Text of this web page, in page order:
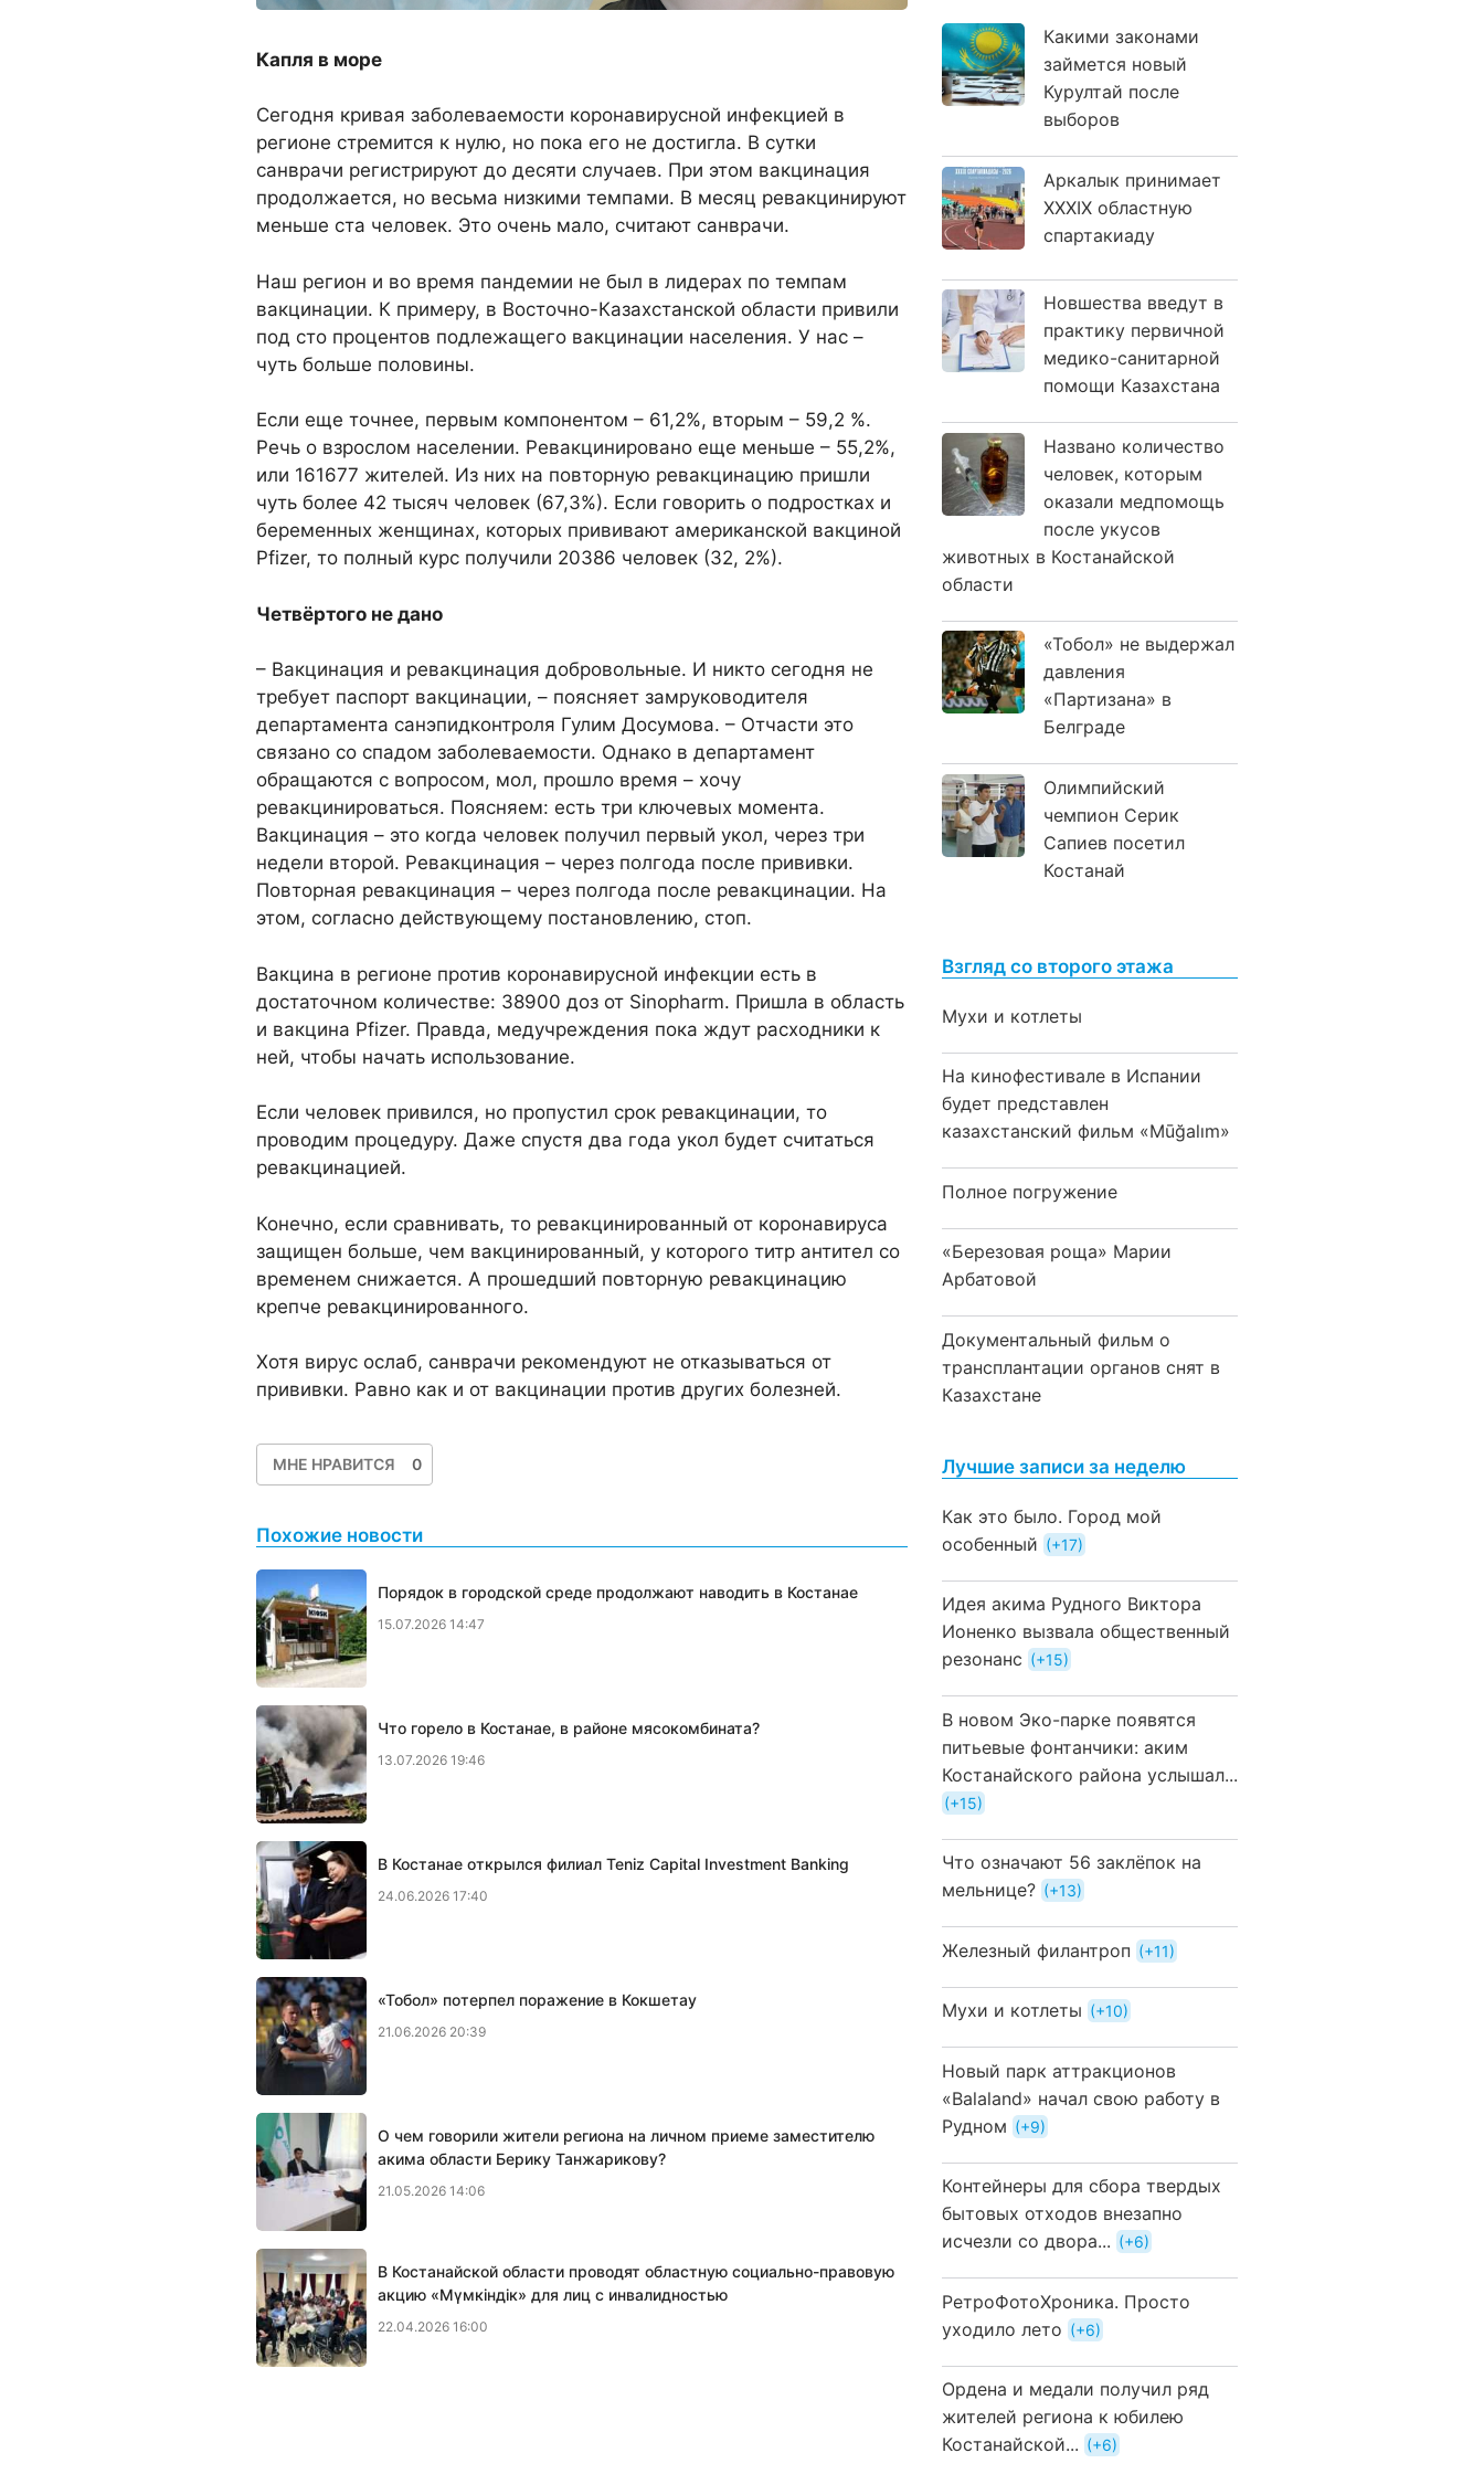
Капля в море
Сегодня кривая заболеваемости коронавирусной инфекцией в
регионе стремится к нулю, но пока его не достигла. В сутки
санврачи регистрируют до десяти случаев. При этом вакцинация
продолжается, но весьма низкими темпами. В месяц ревакцинируют
меньше ста человек. Это очень мало, считают санврачи.
Наш регион и во время пандемии не был в лидерах по темпам
вакцинации. К примеру, в Восточно-Казахстанской области привили
под сто процентов подлежащего вакцинации населения. У нас –
чуть больше половины.
Если еще точнее, первым компонентом – 61,2%, вторым – 59,2 %.
Речь о взрослом населении. Ревакцинировано еще меньше – 55,2%,
или 161677 жителей. Из них на повторную ревакцинацию пришли
чуть более 42 тысяч человек (67,3%). Если говорить о подростках и
беременных женщинах, которых прививают американской вакциной
Pfizer, то полный курс получили 20386 человек (32, 2%).
Четвёртого не дано
– Вакцинация и ревакцинация добровольные. И никто сегодня не
требует паспорт вакцинации, – поясняет замруководителя
департамента санэпидконтроля Гулим Досумова. – Отчасти это
связано со спадом заболеваемости. Однако в департамент
обращаются с вопросом, мол, прошло время – хочу
ревакцинироваться. Поясняем: есть три ключевых момента.
Вакцинация – это когда человек получил первый укол, через три
недели второй. Ревакцинация – через полгода после прививки.
Повторная ревакцинация – через полгода после ревакцинации. На
этом, согласно действующему постановлению, стоп.
Вакцина в регионе против коронавирусной инфекции есть в
достаточном количестве: 38900 доз от Sinopharm. Пришла в область
и вакцина Pfizer. Правда, медучреждения пока ждут расходники к
ней, чтобы начать использование.
Если человек привился, но пропустил срок ревакцинации, то
проводим процедуру. Даже спустя два года укол будет считаться
ревакцинацией.
Конечно, если сравнивать, то ревакцинированный от коронавируса
защищен больше, чем вакцинированный, у которого титр антител со
временем снижается. А прошедший повторную ревакцинацию
крепче ревакцинированного.
Хотя вирус ослаб, санврачи рекомендуют не отказываться от
прививки. Равно как и от вакцинации против других болезней.
МНЕ НРАВИТСЯ 0
Похожие новости
Порядок в городской среде продолжают наводить в Костанае
15.07.2026 14:47
Что горело в Костанае, в районе мясокомбината?
13.07.2026 19:46
В Костанае открылся филиал Teniz Capital Investment Banking
24.06.2026 17:40
«Тобол» потерпел поражение в Кокшетау
21.06.2026 20:39
О чем говорили жители региона на личном приеме заместителю
акима области Берику Танжарикову?
21.05.2026 14:06
В Костанайской области проводят областную социально-правовую
акцию «Мүмкіндік» для лиц с инвалидностью
22.04.2026 16:00
Какими законами
займется новый
Курултай после
выборов
Аркалык принимает
XXXIX областную
спартакиаду
Новшества введут в
практику первичной
медико-санитарной
помощи Казахстана
Названо количество
человек, которым
оказали медпомощь
после укусов
животных в Костанайской
области
«Тобол» не выдержал
давления
«Партизана» в
Белграде
Олимпийский
чемпион Серик
Сапиев посетил
Костанай
Взгляд со второго этажа
Мухи и котлеты
На кинофестивале в Испании
будет представлен
казахстанский фильм «Mūğalım»
Полное погружение
«Березовая роща» Марии
Арбатовой
Документальный фильм о
трансплантации органов снят в
Казахстане
Лучшие записи за неделю
Как это было. Город мой
особенный
+17
Идея акима Рудного Виктора
Ионенко вызвала общественный
резонанс
+15
В новом Эко-парке появятся
питьевые фонтанчики: аким
Костанайского района услышал...
+15
Что означают 56 заклёпок на
мельнице?
+13
Железный филантроп +11
Мухи и котлеты +10
Новый парк аттракционов
«Balaland» начал свою работу в
Рудном
+9
Контейнеры для сбора твердых
бытовых отходов внезапно
исчезли со двора...
+6
РетроФотоХроника. Просто
уходило лето
+6
Ордена и медали получил ряд
жителей региона к юбилею
Костанайской...
+6